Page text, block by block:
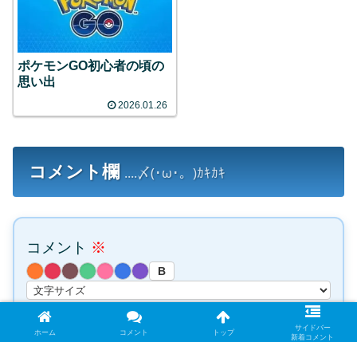
ポケモンGO初心者の頃の
思い出
2026.01.26
コメント欄 ....〆(･ω･。)ｶｷｶｷ
コメント ※
B
ホーム コメント トップ
サイドバー
新着コメント